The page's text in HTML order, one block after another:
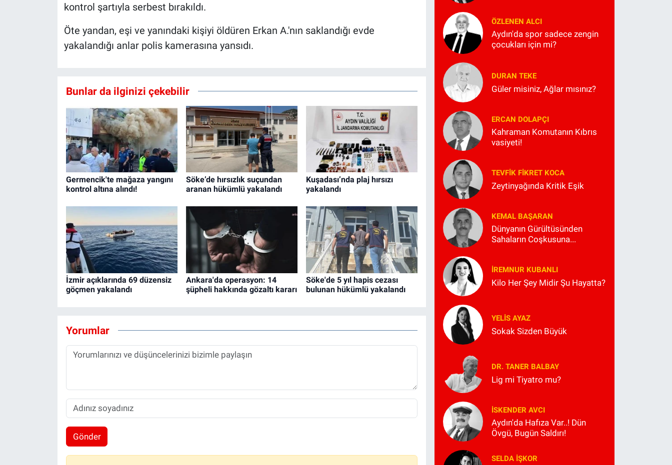
kontrol şartıyla serbest bırakıldı.
Öte yandan, eşi ve yanındaki kişiyi öldüren Erkan A.'nın saklandığı evde
yakalandığı anlar polis kamerasına yansıdı.
Bunlar da ilginizi çekebilir
Germencik'te mağaza yangını
kontrol altına alındı!
Söke’de hırsızlık suçundan
aranan hükümlü yakalandı
Kuşadası’nda plaj hırsızı
yakalandı
İzmir açıklarında 69 düzensiz
göçmen yakalandı
Ankara'da operasyon: 14
şüpheli hakkında gözaltı kararı
Söke'de 5 yıl hapis cezası
bulunan hükümlü yakalandı
Yorumlar
Gönder
ÖZLENEN ALCI
Aydın'da spor sadece zengin
çocukları için mi?
DURAN TEKE
Güler misiniz, Ağlar mısınız?
ERCAN DOLAPÇI
Kahraman Komutanın Kıbrıs
vasiyeti!
TEVFIK FIKRET KOCA
Zeytinyağında Kritik Eşik
KEMAL BAŞARAN
Dünyanın Gürültüsünden
Sahaların Coşkusuna...
İREMNUR KUBANLI
Kilo Her Şey Midir Şu Hayatta?
YELIS AYAZ
Sokak Sizden Büyük
DR. TANER BALBAY
Lig mi Tiyatro mu?
İSKENDER AVCI
Aydın'da Hafıza Var..! Dün
Övgü, Bugün Saldırı!
SELDA İŞKOR